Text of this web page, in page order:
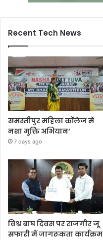
Recent Tech News
समस्तीपुर महिला कॉलेज में
नशा मुक्ति अभियान’
7 days ago
विश्व बाघ दिवस पर राजगीर जू
सफारी में जागरूकता कार्यक्रम